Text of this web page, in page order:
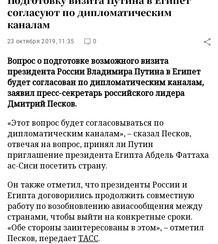
согласуют по дипломатическим
каналам
23 октября 2019, 11:35 0
Вопрос о подготовке возможного визита
президента России Владимира Путина в Египет
будет согласован по дипломатическим каналам,
заявил пресс-секретарь российского лидера
Дмитрий Песков.
«Этот вопрос будет согласовываться по
дипломатическим каналам», – сказал Песков,
отвечая на вопрос, принял ли Путин
приглашение президента Египта Абдель Фаттаха
ас-Сиси посетить страну.
Он также отметил, что президенты России и
Египта договорились продолжить совместную
работу по возобновлению авиасообщения между
странами, чтобы выйти на конкретные сроки.
«Обе стороны заинтересованы в этом», – отметил
Песков, передаетТАСС.